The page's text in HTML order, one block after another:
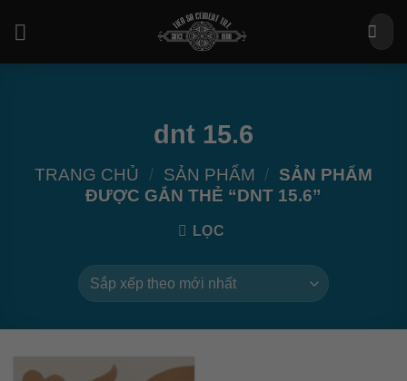
Tìm
kiếm:
dnt 15.6
TRANG CHỦ / SẢN PHẨM / SẢN PHẨM
ĐƯỢC GẮN THẺ “DNT 15.6”
LỌC